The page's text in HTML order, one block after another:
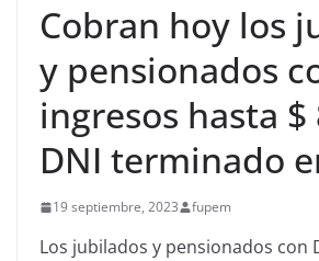
Cobran hoy los
y pensionados
ingresos hasta $
DNI terminado
19 septiembre, 2023 fupem
Los jubilados y pensionados con